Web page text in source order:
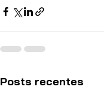
Posts recentes